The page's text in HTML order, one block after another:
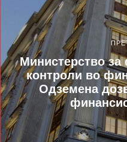
Министерство
контроли во
Одземена